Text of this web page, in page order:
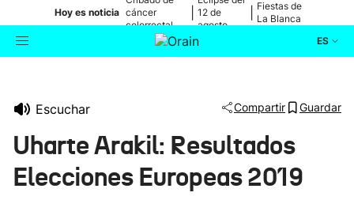
Hoy es noticia cáncer
colorrectal
12 de
agosto
Fiestas de
La Blanca
ES
Escuchar Compartir Guardar
Uharte Arakil: Resultados
Elecciones Europeas 2019